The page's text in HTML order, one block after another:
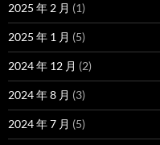
2025 年 2 月 (1)
2025 年 1 月 (5)
2024 年 12 月 (2)
2024 年 8 月 (3)
2024 年 7 月 (5)